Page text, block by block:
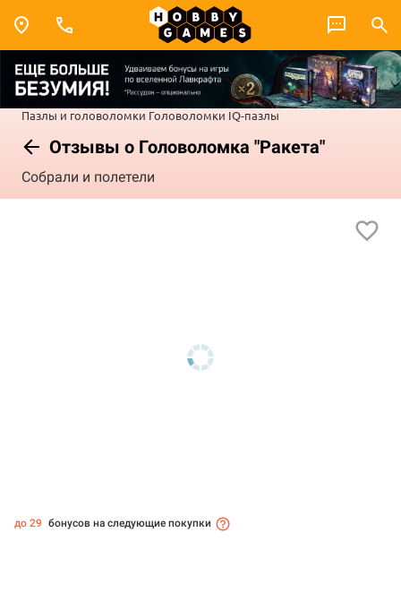
Пазлы и головоломки Головоломки IQ-пазлы
Отзывы о Головоломка "Ракета"
Собрали и полетели
до 29 бонусов на следующие покупки